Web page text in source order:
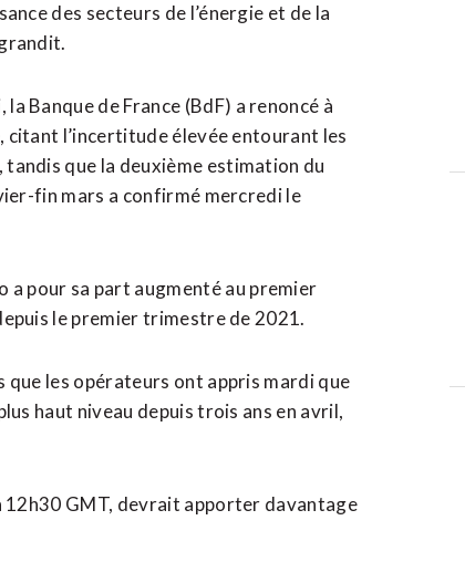
des secteurs de l’énergie et de la
Banque de France (BdF) a renoncé à
l’incertitude élevée entourant les
que la deuxième estimation du
fin mars a confirmé mercredi le
a pour sa part augmenté au premier
le premier trimestre de 2021.
les opérateurs ont appris mardi que
haut niveau depuis trois ans en avril,
12h30 GMT, devrait apporter davantage